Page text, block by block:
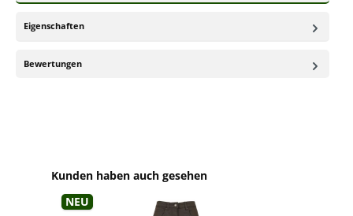
Eigenschaften
Bewertungen
Produktgalerie überspringen
Kunden haben auch gesehen
Neu